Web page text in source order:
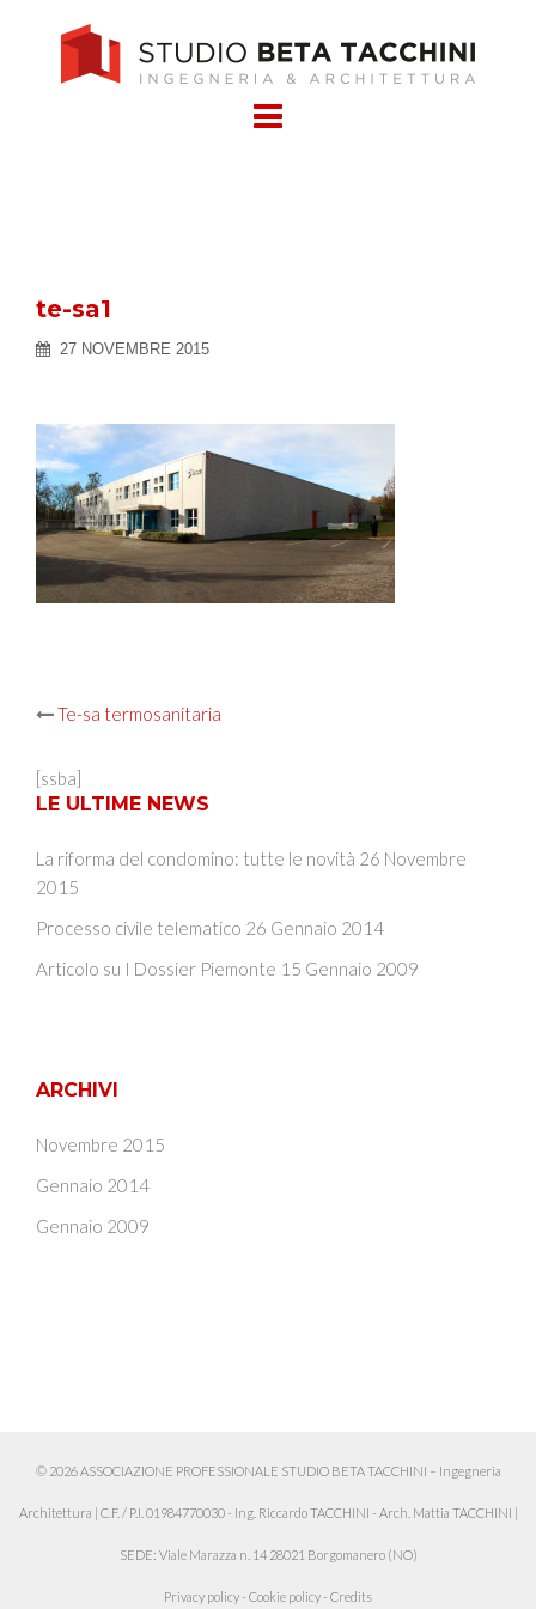
te-sa1
27 NOVEMBRE 2015
Post
navigation
Te-sa termosanitaria
[ssba]
LE ULTIME NEWS
La riforma del condomino: tutte le novità 26 Novembre
2015
Processo civile telematico 26 Gennaio 2014
Articolo su I Dossier Piemonte 15 Gennaio 2009
ARCHIVI
Novembre 2015
Gennaio 2014
Gennaio 2009
© 2026 ASSOCIAZIONE PROFESSIONALE STUDIO BETA TACCHINI – Ingegneria
Architettura | C.F. / P.I. 01984770030 - Ing. Riccardo TACCHINI - Arch. Mattia TACCHINI |
SEDE: Viale Marazza n. 14 28021 Borgomanero (NO)
Privacy policy- Cookie policy- Credits